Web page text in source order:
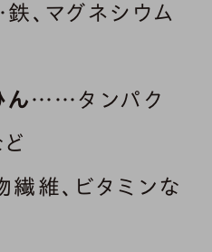
、マグネシウム
ん ……タンパク
維、ビタミンな